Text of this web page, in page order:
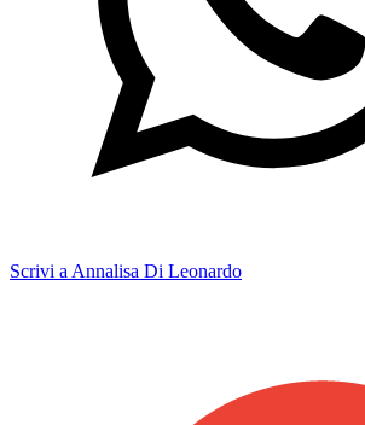
Scrivi a Annalisa Di Leonardo